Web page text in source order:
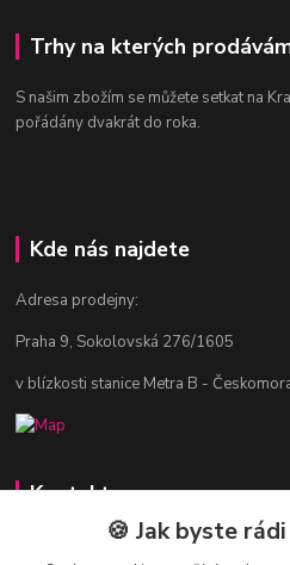
Trhy na kterých
S našim zbožím se můžete setkat na
pořádány dvakrát do roka.
Kde nás najdete
Adresa prodejny:
Praha 9, Sokolovská 276/1605
v blízkosti stanice Metra B -
Kontakty
Jitka Vlasáková
🍪 Jak byste